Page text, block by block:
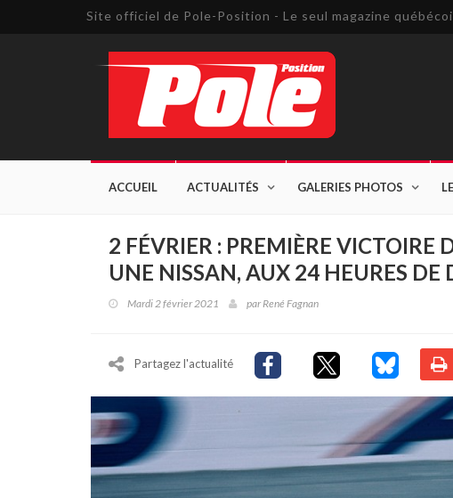
Site officiel de Pole-Position - Le seul magazine
ACCUEIL ACTUALITÉS GALERIES PHOTOS
2 FÉVRIER : PREMIÈRE VICTOIRE
UNE NISSAN, AUX 24 HEURES
Mardi 2 février 2021 parRené Fagnan
Partagez l'actualité